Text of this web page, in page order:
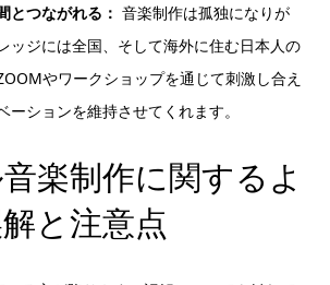
とつながれる： 音楽制作は孤独になりが
ッジには全国、そして海外に住む日本人の
やワークショップを通じて刺激し合え
ーションを維持させてくれます。
楽制作に関するよ
と注意点